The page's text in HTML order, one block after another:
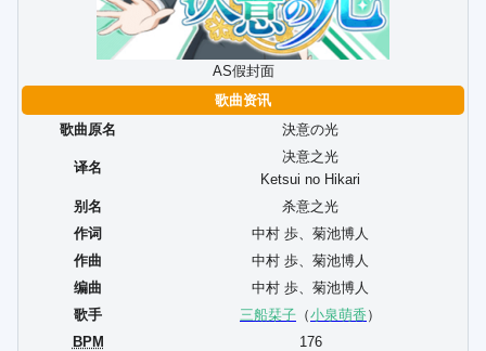
AS假封面
歌曲资讯
歌曲原名
決意の光
译名
决意之光
Ketsui no Hikari
别名
杀意之光
作词
中村 歩、 菊池博人
作曲
中村 歩、 菊池博人
编曲
中村 歩、 菊池博人
歌手
三船栞子 （小泉萌香 ）
BPM
176